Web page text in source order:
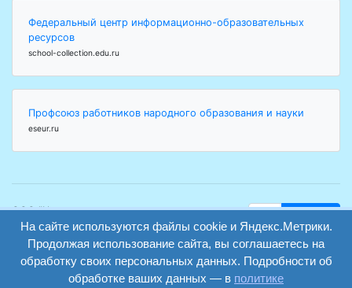
Федеральный центр информационно-образовательных
ресурсов
school-collection.edu.ru
Профсоюз работников народного образования и науки
eseur.ru
ООО "Центр
образования и
консалтинга"
Волгоград 2008-
2026
вход
регистрация
Версия
сайта для
На сайте используются файлы cookie и Яндекс.Метрики.
Продолжая использование сайта, вы соглашаетесь на
обработку своих персональных данных. Подробности об
обработке ваших данных — в политике